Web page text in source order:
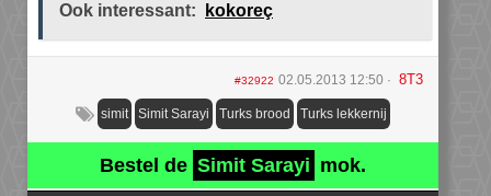
Ook interessant: kokoreç
#32922 02.05.2013 12:50 8T3
simit Simit Sarayi Turks brood Turks lekkernij
Bestel de Simit Sarayi mok.